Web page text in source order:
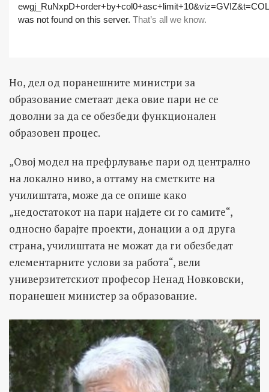
Но, дел од поранешните министри за
образование сметаат дека овие пари не се
доволни за да се обезбеди функционален
образовен процес.
„Овој модел на префрлување пари од централно
на локално ниво, а оттаму на сметките на
училиштата, може да се опише како
„недостатокот на пари најдете си го самите“,
односно барајте проекти, донации а од друга
страна, училиштата не можат да ги обезбедат
елементарните услови за работа“, вели
универзитетскиот професор Ненад Новковски,
поранешен министер за образование.